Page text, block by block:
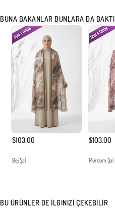
BUNA BAKANLAR BUNLARA DA BAKTI
$103.00
Bej Şal
$103.00
Mürdüm Şal
BU ÜRÜNLER DE İLGINIZI ÇEKEBILIR